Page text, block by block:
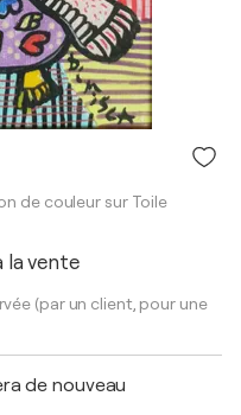
de couleur sur Toile
la vente
(par un client, pour une
de nouveau